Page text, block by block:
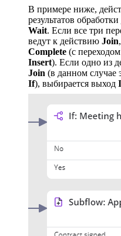
В примере ниже,
результатов
Wait. Если все три
ведут к действию Join
Complete (с
Insert). Если одно из
Join (в данном случае
If), выбирается выход